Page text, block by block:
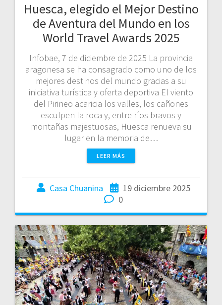
Huesca, elegido el Mejor Destino
de Aventura del Mundo en los
World Travel Awards 2025
Infobae, 7 de diciembre de 2025 La provincia
aragonesa se ha consagrado como uno de los
mejores destinos del mundo gracias a su
iniciativa turística y oferta deportiva El viento
del Pirineo acaricia los valles, los cañones
esculpen la roca y, entre ríos bravos y
montañas majestuosas, Huesca renueva su
lugar en la memoria de…
LEER MÁS
Casa Chuanina
19 diciembre 2025
0